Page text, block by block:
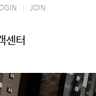
JOIN
센터